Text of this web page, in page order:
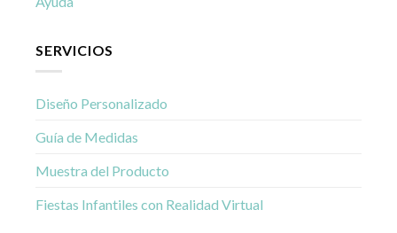
SERVICIOS
Diseño Personalizado
Guía de Medidas
Muestra del Producto
Fiestas Infantiles con Realidad Virtual